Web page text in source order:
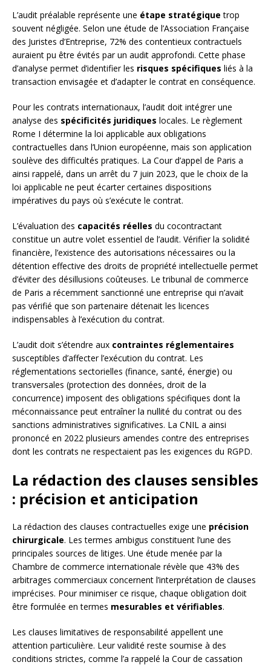
L’audit préalable représente une étape stratégique trop
souvent négligée. Selon une étude de l’Association Française
des Juristes d’Entreprise, 72% des contentieux contractuels
auraient pu être évités par un audit approfondi. Cette phase
d’analyse permet d’identifier les risques spécifiques liés à la
transaction envisagée et d’adapter le contrat en conséquence.
Pour les contrats internationaux, l’audit doit intégrer une
analyse des spécificités juridiques locales. Le règlement
Rome I détermine la loi applicable aux obligations
contractuelles dans l’Union européenne, mais son application
soulève des difficultés pratiques. La Cour d’appel de Paris a
ainsi rappelé, dans un arrêt du 7 juin 2023, que le choix de la
loi applicable ne peut écarter certaines dispositions
impératives du pays où s’exécute le contrat.
L’évaluation des capacités réelles du cocontractant
constitue un autre volet essentiel de l’audit. Vérifier la solidité
financière, l’existence des autorisations nécessaires ou la
détention effective des droits de propriété intellectuelle permet
d’éviter des désillusions coûteuses. Le tribunal de commerce
de Paris a récemment sanctionné une entreprise qui n’avait
pas vérifié que son partenaire détenait les licences
indispensables à l’exécution du contrat.
L’audit doit s’étendre aux contraintes réglementaires
susceptibles d’affecter l’exécution du contrat. Les
réglementations sectorielles (finance, santé, énergie) ou
transversales (protection des données, droit de la
concurrence) imposent des obligations spécifiques dont la
méconnaissance peut entraîner la nullité du contrat ou des
sanctions administratives significatives. La CNIL a ainsi
prononcé en 2022 plusieurs amendes contre des entreprises
dont les contrats ne respectaient pas les exigences du RGPD.
La rédaction des clauses sensibles
: précision et anticipation
La rédaction des clauses contractuelles exige une précision
chirurgicale. Les termes ambigus constituent l’une des
principales sources de litiges. Une étude menée par la
Chambre de commerce internationale révèle que 43% des
arbitrages commerciaux concernent l’interprétation de clauses
imprécises. Pour minimiser ce risque, chaque obligation doit
être formulée en termes mesurables et vérifiables.
Les clauses limitatives de responsabilité appellent une
attention particulière. Leur validité reste soumise à des
conditions strictes, comme l’a rappelé la Cour de cassation